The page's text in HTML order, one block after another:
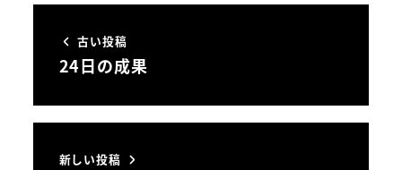
古い投稿
24日の成果
新しい投稿